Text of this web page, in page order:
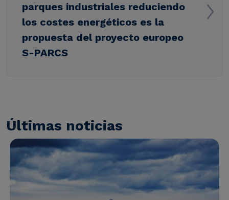
parques industriales reduciendo
los costes energéticos es la
propuesta del proyecto europeo
S-PARCS
Últimas noticias